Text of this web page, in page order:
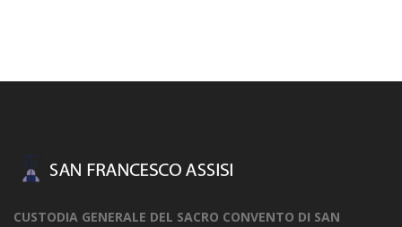
CUSTODIA GENERALE DEL SACRO CONVENTO DI SAN